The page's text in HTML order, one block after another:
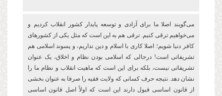
می‌گویند اصلا ما برای آزادی و توسعه پایدار کشور انقلاب کردیم و
می‌خواهیم ترقی کنیم. ترقی هم به این است که مثل یکی از کشورهای
کافر دنیا شویم؛ اصلا کاری با اسلام و دین نداریم، و پسوند اسلامی هم
تشریفاتی است! درحالی که اسلامی بودن نظام و اخلاق، یک عنوان
تشریفاتی نیست، بلکه برای این است که ماهیت انقلاب و نظام ما را
نشان دهد. نتیجه حرف کسانی که ولایت فقیه را صرفا به عنوان بخشی
از قانون اساسی قبول دارند این است که اولاً اصل قانون اساسی